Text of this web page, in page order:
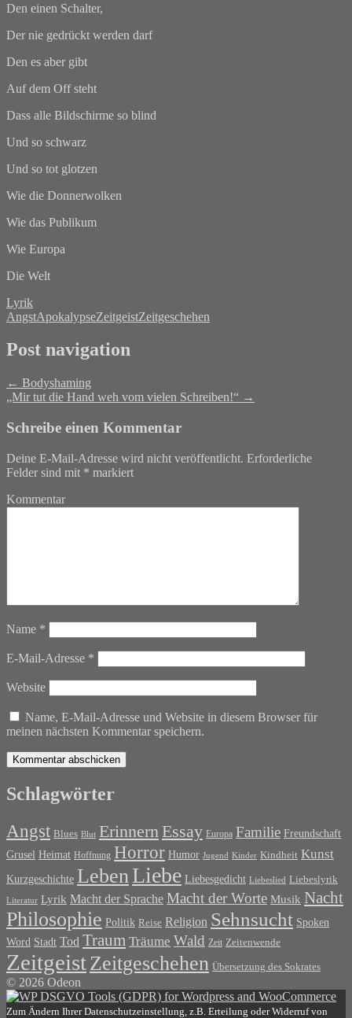
Den einen Schalter,
Der nie gedrückt werden darf
Den es aber gibt
Auf dem Off steht
Dass alle Bildschirme so blind
Und so schwarz
Und so tot glotzen
Wie die Donnerwolken
Wie das Publikum
Wie Europa
Die Welt
Lyrik
AngstApokalypseZeitgeistZeitgeschehen
Post navigation
← Bodyshaming
„Mir tut die Hand weh vom vielen Schreiben!“ →
Schreibe einen Kommentar
Deine E-Mail-Adresse wird nicht veröffentlicht. Erforderliche
Felder sind mit * markiert
Kommentar
Name *
E-Mail-Adresse *
Website
Name, E-Mail-Adresse und Website in diesem Browser für
meinen nächsten Kommentar speichern.
Schlagwörter
Angst Blues Blut Erinnern Essay Europa Familie Freundschaft
Grusel Heimat Hoffnung Horror Humor Jugend Kinder Kindheit Kunst
Kurzgeschichte Leben Liebe Liebesgedicht Liebeslied Liebeslyrik
Literatur Lyrik Macht der Sprache Macht der Worte Musik Nacht
Philosophie Politik Reise Religion Sehnsucht Spoken
Word Stadt Tod Traum Träume Wald Zeit Zeitenwende
ZeitgeistZeitgeschehen Übersetzung des Sokrates
© 2026 Odeon
Zum Ändern Ihrer Datenschutzeinstellung, z.B. Erteilung oder Widerruf von